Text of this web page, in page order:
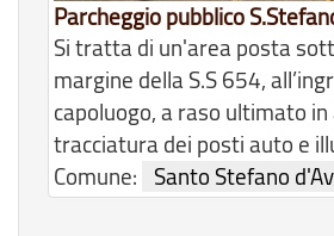
Parcheggio pubblico
Si tratta di un'area posta
margine della S.S 654,
capoluogo, a raso ultimato
tracciatura dei posti auto e
Comune:
Santo Stefano